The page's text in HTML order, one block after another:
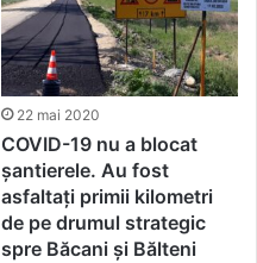
22 mai 2020
COVID-19 nu a blocat
șantierele. Au fost
asfaltați primii kilometri
de pe drumul strategic
spre Băcani și Bălteni